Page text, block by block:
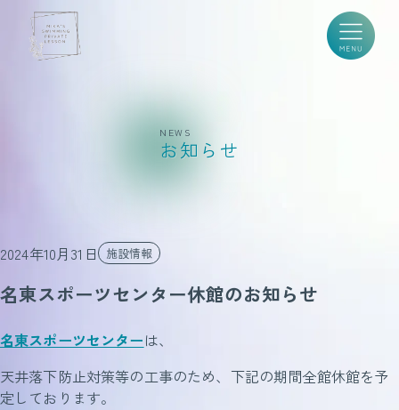
NEWS
お知らせ
2024年10月31日 施設情報
名東スポーツセンター休館のお知らせ
名東スポーツセンターは、
天井落下防止対策等の工事のため、下記の期間全館休館を予
定しております。